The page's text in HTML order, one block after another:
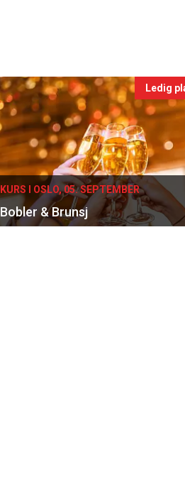
Ledig
KURS I OSLO, 05. SEPTEMBER
Bobler & Brunsj